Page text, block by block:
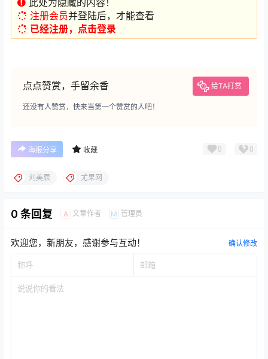
注册会员并登陆后，才能查看
已经注册，点击登录
点点赞赏，手留余香 给TA打赏
还没有人赞赏，快来当第一个赞赏的人吧！
海报分享 收藏 0 0
刘美辰 尤果网
0 条回复 A 文章作者 M 管理员
欢迎您，新朋友，感谢参与互动！ 确认修改